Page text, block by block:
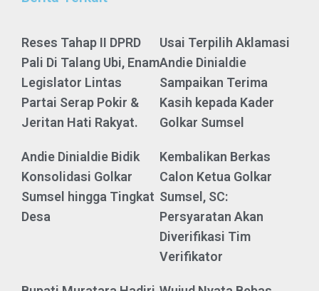
Reses Tahap II DPRD
Pali Di Talang Ubi, Enam
Legislator Lintas
Partai Serap Pokir &
Jeritan Hati Rakyat.
Usai Terpilih Aklamasi
Andie Dinialdie
Sampaikan Terima
Kasih kepada Kader
Golkar Sumsel
Andie Dinialdie Bidik
Konsolidasi Golkar
Sumsel hingga Tingkat
Desa
Kembalikan Berkas
Calon Ketua Golkar
Sumsel, SC:
Persyaratan Akan
Diverifikasi Tim
Verifikator